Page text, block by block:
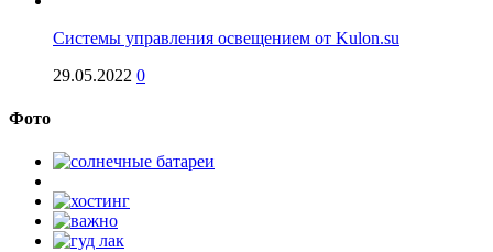
Системы управления освещением от Kulon.su
29.05.2022 0
Фото